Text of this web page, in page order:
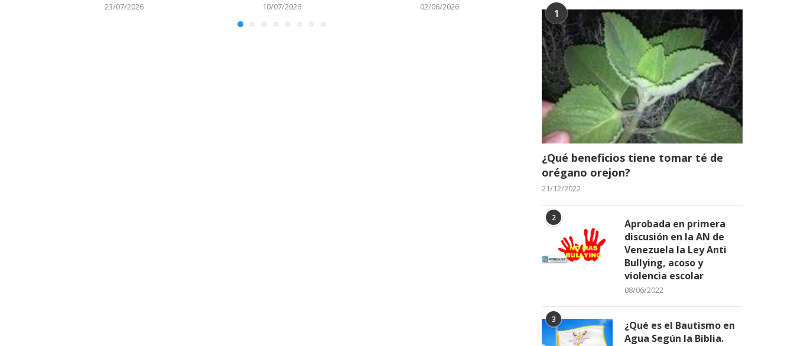
23/07/2026 10/07/2026 02/06/2026
1
¿Qué beneficios tiene tomar té de
orégano orejon?
21/12/2022
2
Aprobada en primera
discusión en la AN de
Venezuela la Ley Anti
Bullying, acoso y
violencia escolar
08/06/2022
3
¿Qué es el Bautismo en
Agua Según la Biblia.